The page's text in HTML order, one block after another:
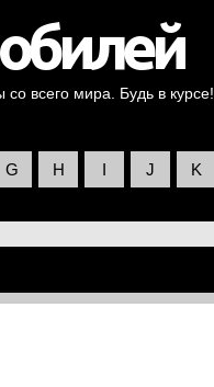
всего мира. Будь в курсе!
G H I J K